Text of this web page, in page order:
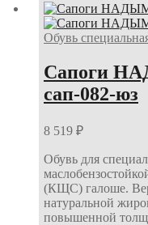
Обувь
Сапоги
сап-082-юз
8 519 ₽
Обувь для
(КЩС) галоше.
натуральной
повышенной